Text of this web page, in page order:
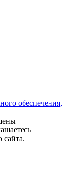
обеспечения,
сайта.